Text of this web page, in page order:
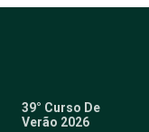
39° Curso De
Verão 2026